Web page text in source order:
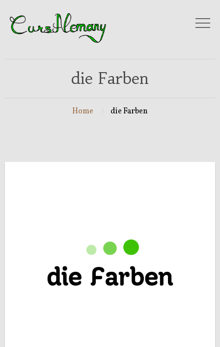
die Farben
Home die Farben